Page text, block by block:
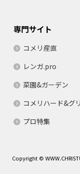
専門サイト
コメリ産直
レンガ.pro
菜園&ガーデン
コメリハード&グ
プロ特集
Copyright ©